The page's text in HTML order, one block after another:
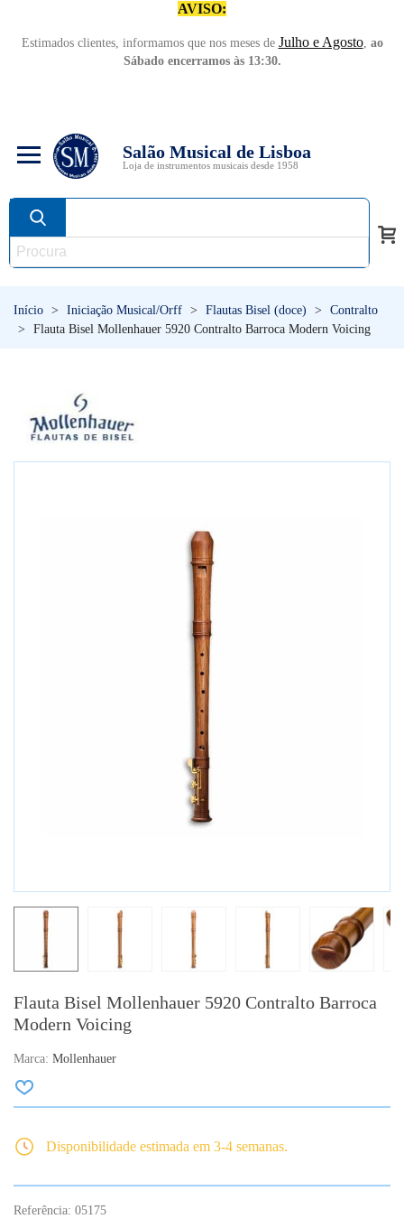
AVISO:
Estimados clientes, informamos que nos meses de Julho e Agosto, ao
Sábado encerramos às 13:30.
Salão Musical de Lisboa
Loja de instrumentos musicais desde 1958
Início > Iniciação Musical/Orff > Flautas Bisel (doce) >
Contralto
>
Flauta Bisel Mollenhauer 5920 Contralto Barroca Modern Voicing
Flauta Bisel Mollenhauer 5920 Contralto Barroca
Modern Voicing
Marca: Mollenhauer
Disponibilidade estimada em 3-4 semanas.
Referência: 05175